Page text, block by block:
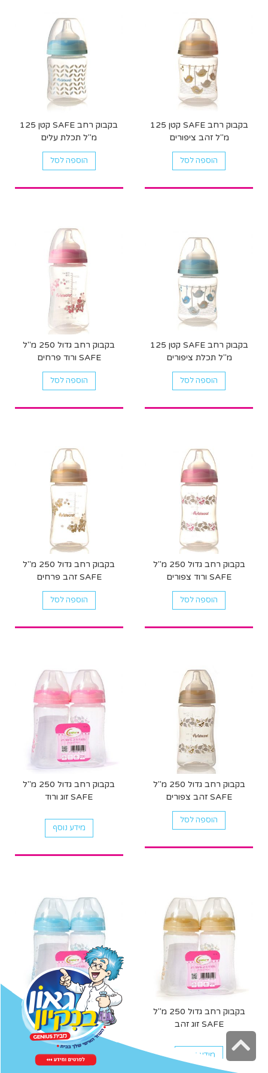
בקבוק רחב SAFE קטן 125
מ"ל זהב ציפורים
הוספה לסל
בקבוק רחב SAFE קטן 125
מ"ל תכלת עלים
הוספה לסל
בקבוק רחב SAFE קטן 125
מ"ל תכלת ציפורים
הוספה לסל
בקבוק רחב גדול 250 מ"ל
SAFE ורוד פרחים
הוספה לסל
בקבוק רחב גדול 250 מ"ל
SAFE ורוד צפורים
הוספה לסל
בקבוק רחב גדול 250 מ"ל
SAFE זהב פרחים
הוספה לסל
בקבוק רחב גדול 250 מ"ל
SAFE זהב צפורים
הוספה לסל
בקבוק רחב גדול 250 מ"ל
SAFE זוג ורוד
מידע נוסף
בקבוק רחב גדול 250 מ"ל
SAFE זוג זהב
מידע נוסף
בקבוק רחב גדול 250 מ"ל
SAFE זוג תכלת
מידע נוסף
גלילה
לראש